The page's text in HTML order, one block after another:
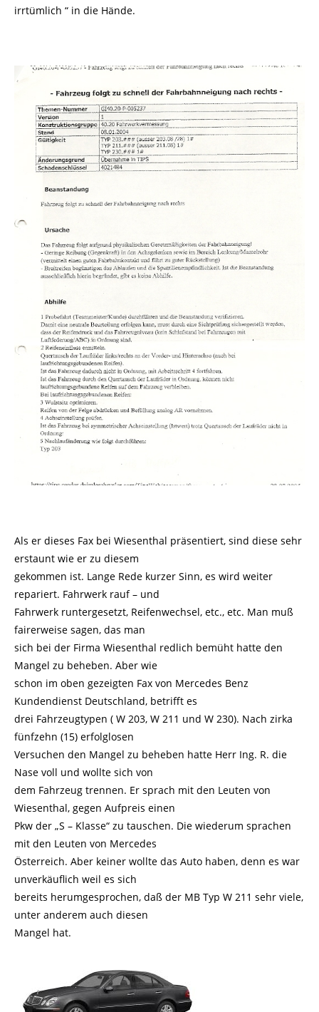
irrtümlich “ in die Hände.
Als er dieses Fax bei Wiesenthal präsentiert, sind diese sehr
erstaunt wie er zu diesem
gekommen ist. Lange Rede kurzer Sinn, es wird weiter
repariert. Fahrwerk rauf – und
Fahrwerk runtergesetzt, Reifenwechsel, etc., etc. Man muß
fairerweise sagen, das man
sich bei der Firma Wiesenthal redlich bemüht hatte den
Mangel zu beheben. Aber wie
schon im oben gezeigten Fax von Mercedes Benz
Kundendienst Deutschland, betrifft es
drei Fahrzeugtypen ( W 203, W 211 und W 230). Nach zirka
fünfzehn (15) erfolglosen
Versuchen den Mangel zu beheben hatte Herr Ing. R. die
Nase voll und wollte sich von
dem Fahrzeug trennen. Er sprach mit den Leuten von
Wiesenthal, gegen Aufpreis einen
Pkw der „S – Klasse“ zu tauschen. Die wiederum sprachen
mit den Leuten von Mercedes
Österreich. Aber keiner wollte das Auto haben, denn es war
unverkäuflich weil es sich
bereits herumgesprochen, daß der MB Typ W 211 sehr viele,
unter anderem auch diesen
Mangel hat.